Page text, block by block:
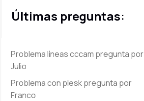
Últimas preguntas:
Problema líneas cccam pregunta por
Julio
Problema con pleskpregunta por
Franco